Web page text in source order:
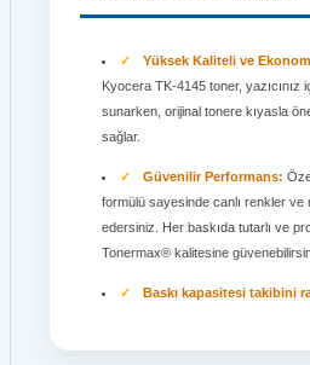
Yüksek Kaliteli ve
Kyocera TK-4145 toner, yazıcınız
sunarken, orijinal tonere kıyasla
sağlar.
Güvenilir Performans:
formülü sayesinde canlı renkler ve
edersiniz. Her baskıda tutarlı ve
Tonermax® kalitesine
Baskı kapasitesi takibini